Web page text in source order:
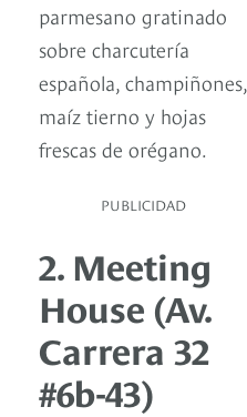
parmesano gratinado
sobre charcutería
española, champiñones,
maíz tierno y hojas
frescas de orégano.
PUBLICIDAD
2. Meeting
House (Av.
Carrera 32
#6b-43)